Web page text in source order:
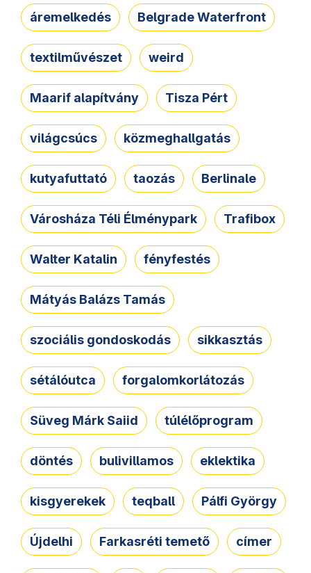
áremelkedés Belgrade Waterfront
textilművészet weird
Maarif alapítvány Tisza Pért
világcsúcs közmeghallgatás
kutyafuttató taozás Berlinale
Városháza Téli Élménypark Trafibox
Walter Katalin fényfestés
Mátyás Balázs Tamás
szociális gondoskodás sikkasztás
sétálóutca forgalomkorlátozás
Süveg Márk Saiid túlélőprogram
döntés bulivillamos eklektika
kisgyerekek teqball Pálfi György
Újdelhi Farkasréti temető címer